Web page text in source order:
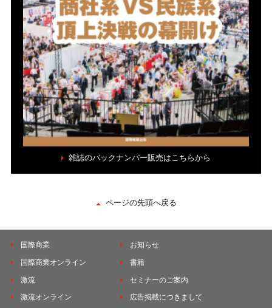
雑誌のバックナンバー販売はこちらから
ページの先頭へ戻る
国際商業
国際商業オンライン
激流
激流オンライン
お知らせ
書籍
セミナーのご案内
広告掲載につきまして